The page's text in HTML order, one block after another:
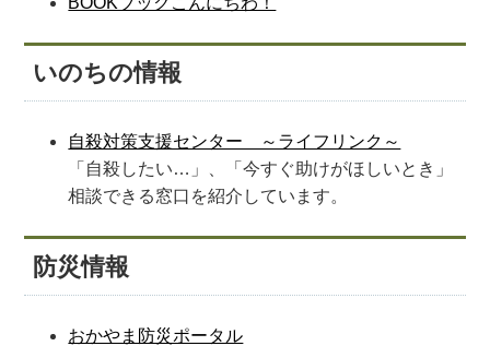
いのちの情報
自殺対策支援センター ～ライフリンク～
「自殺したい…」、「今すぐ助けがほしいとき」
相談できる窓口を紹介しています。
防災情報
おかやま防災ポータル